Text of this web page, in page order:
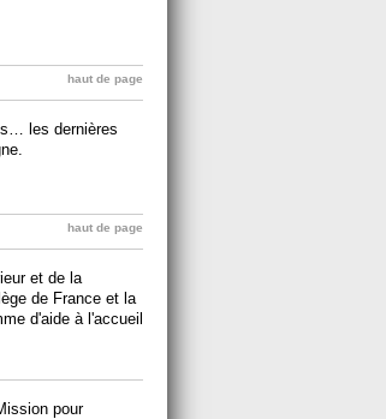
haut de page
les dernières
haut de page
et de la
de France et la
d'aide à l'accueil
pour